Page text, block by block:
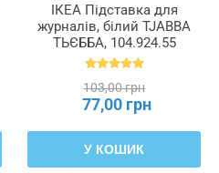
ІКЕА Підставка для
журналів, білий TJABBA
ТЬЄББА, 104.924.55
103,00 грн
77,00 грн
У КОШИК